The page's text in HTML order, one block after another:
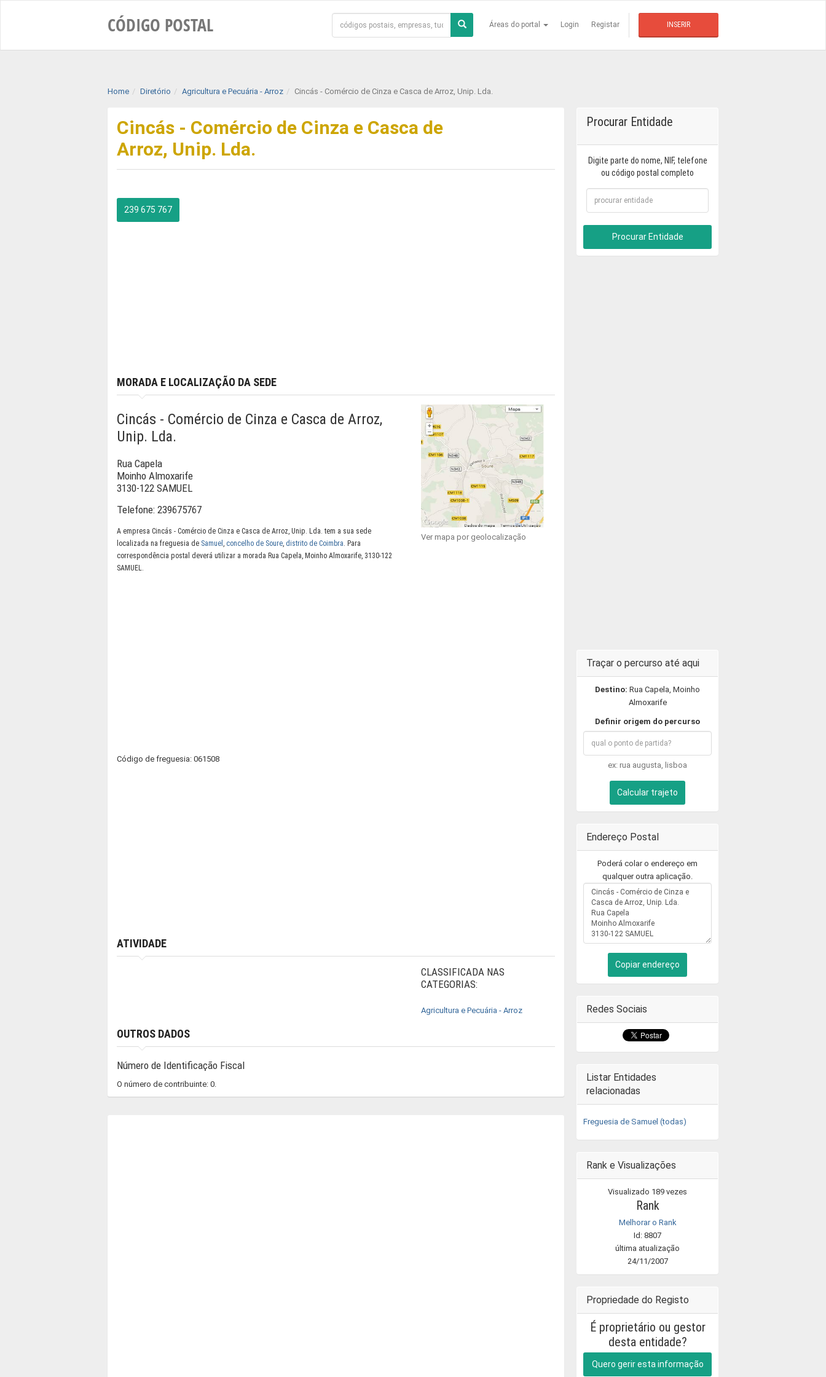
CÓDIGO POSTAL Áreas do portal Login Registar INSERIR
Home Diretório Agricultura e Pecuária - Arroz Cincás - Comércio de Cinza e Casca de Arroz, Unip. Lda.
Cincás - Comércio de Cinza e Casca de
Arroz, Unip. Lda.
239 675 767
MORADA E LOCALIZAÇÃO DA SEDE
Cincás - Comércio de Cinza e Casca de Arroz,
Unip. Lda.
Rua Capela
Moinho Almoxarife
3130-122 SAMUEL
Telefone: 239675767
A empresa Cincás - Comércio de Cinza e Casca de Arroz, Unip. Lda. tem a sua sede
localizada na freguesia de Samuel , concelho de Soure, distrito de Coimbra. Para
correspondência postal deverá utilizar a morada Rua Capela, Moinho Almoxarife, 3130-122
SAMUEL.
Código de freguesia: 061508
Ver mapa por geolocalização
ATIVIDADE
CLASSIFICADA NAS
CATEGORIAS:
Agricultura e Pecuária - Arroz
OUTROS DADOS
Número de Identificação Fiscal
O número de contribuinte: 0.
Procurar Entidade
Digite parte do nome, NIF, telefone
ou código postal completo
Procurar Entidade
Traçar o percurso até aqui
Destino: Rua Capela, Moinho
Almoxarife
Definir origem do percurso
ex: rua augusta, lisboa
Calcular trajeto
Endereço Postal
Poderá colar o endereço em
qualquer outra aplicação.
Copiar endereço
Redes Sociais
Listar Entidades
relacionadas
Freguesia de Samuel (todas)
Rank e Visualizações
Visualizado 189 vezes
Rank
Melhorar o Rank
Id: 8807
última atualização
24/11/2007
Propriedade do Registo
É proprietário ou gestor
desta entidade?
Quero gerir esta informação